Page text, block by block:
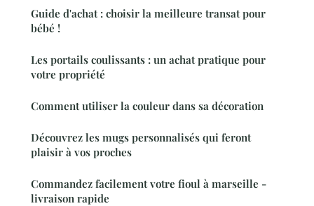
Guide d'achat : choisir la meilleure transat pour
bébé !
Les portails coulissants : un achat pratique pour
votre propriété
Comment utiliser la couleur dans sa décoration
Découvrez les mugs personnalisés qui feront
plaisir à vos proches
Commandez facilement votre fioul à marseille -
livraison rapide